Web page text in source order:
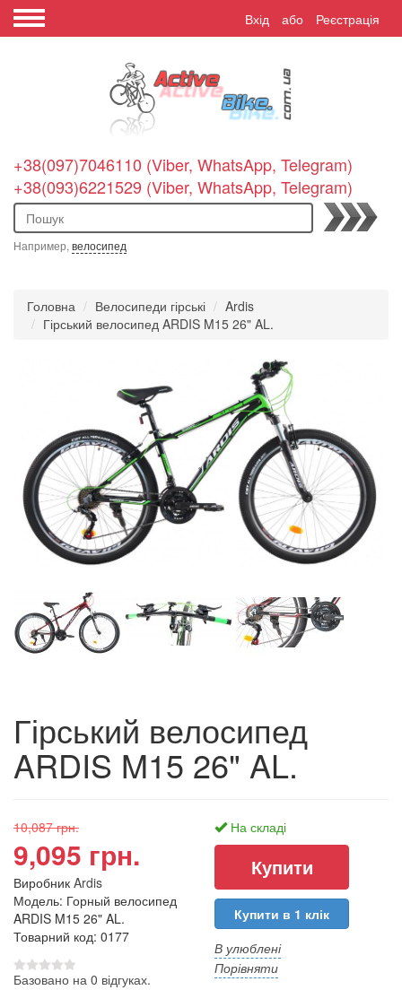
Вхід або Реєстрація
+38(097)7046110 (Viber, WhatsApp, Telegram)
+38(093)6221529 (Viber, WhatsApp, Telegram)
Пошук
Например, велосипед
Головна Велосипеди гірські
Ardis
Гірський велосипед ARDIS M15 26" AL.
Гірський велосипед
ARDIS M15 26" AL.
10,087 грн.
9,095 грн.
Виробник Ardis
Модель: Горный велосипед
ARDIS M15 26" AL.
Товарний код: 0177
Базовано на 0 відгуках.
На складі
Купити в 1 клік
В улюблені
Порівняти